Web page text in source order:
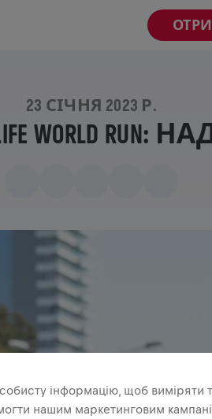
23 СІЧНЯ 2023 Р.
WORLD
інформацію, щоб виміряти
нашим маркетинговим